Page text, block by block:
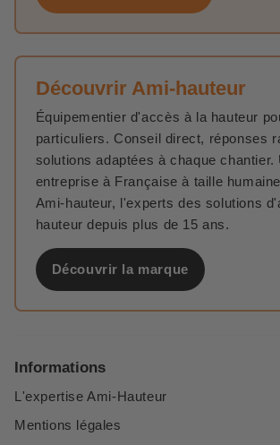
Découvrir Ami-hauteur
Équipementier d'accès à la hauteur
particuliers. Conseil direct, réponses
solutions adaptées à chaque chantier.
entreprise à Française à taille
Ami-hauteur, l'experts des solutions
hauteur depuis plus de 15 ans.
Découvrir la marque
Informations
L'expertise Ami-Hauteur
Mentions légales